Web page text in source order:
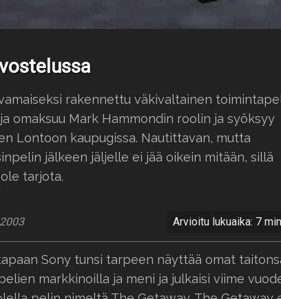
rakennettu väkivaltainen
omaksuu Mark Hammondin roolin ja syöksyy
Lontoon kaupugissa. Nautittavan, mutta
jälkeen jäljelle ei jää oikein mitään, sillä
tarjota.
Arvioitu lukuaika: 7
Sony tunsi tarpeen näyttää omat
markkinoilla ja meni ja julkaisi viime